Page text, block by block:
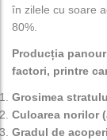
în zilele cu soare
80%.
Producția
factori, printre
Grosimea
Culoarea norilor
Gradul de